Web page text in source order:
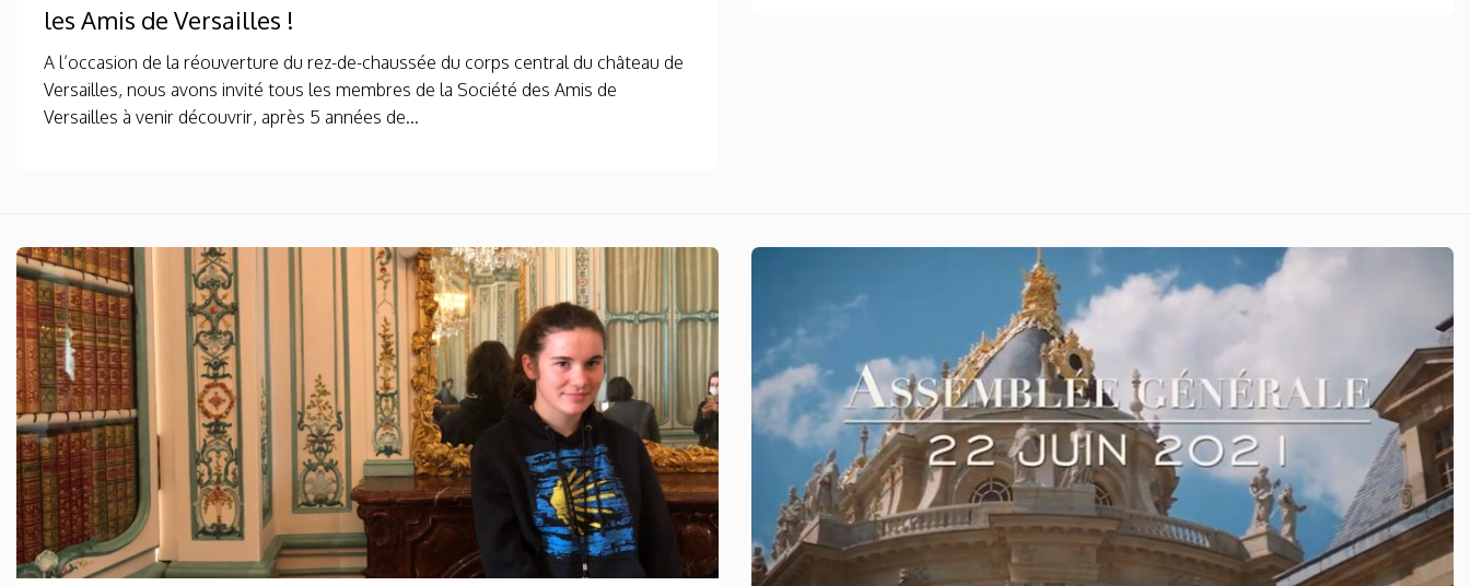
les Amis de Versailles !
A l’occasion de la réouverture du rez-de-chaussée du corps central du château de
Versailles, nous avons invité tous les membres de la Société des Amis de
Versailles à venir découvrir, après 5 années de...